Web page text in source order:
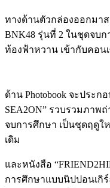
ทางด้านตัวกล่องออกมา
BNK48 รุ่นที่ 2 ในชุดจบ
ท้องฟ้าหวาน เข้ากับคอน
ด้าน Photobook จะประกอ
SEA2ON” รวบรวมภาพ
จบการศึกษา เป็นชุดฤดูใ
เดิม
และหนังสือ
การศึกษาแบบนิปปอนเกิร์